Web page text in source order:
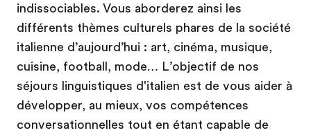
indissociables. Vous aborderez ainsi les
différents thèmes culturels phares de la société
italienne d’aujourd’hui : art, cinéma, musique,
cuisine, football, mode… L’objectif de nos
séjours linguistiques d'italien est de vous aider à
développer, au mieux, vos compétences
conversationnelles tout en étant capable de